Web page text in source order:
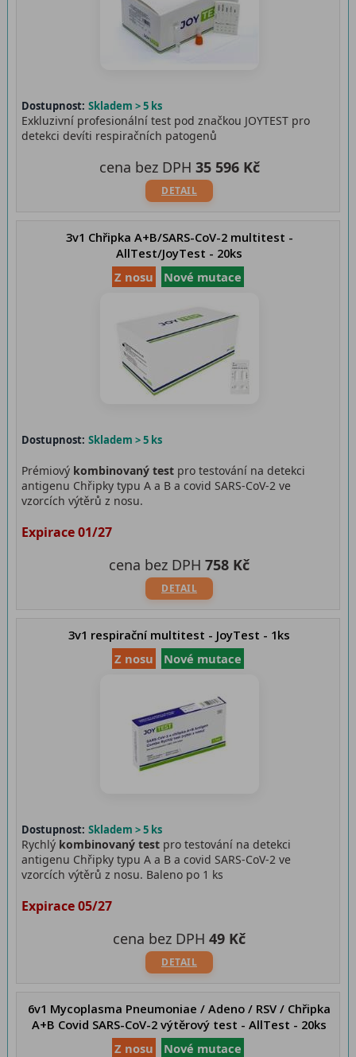
Dostupnost: Skladem > 5 ks
Exkluzivní profesionální test pod značkou JOYTEST pro
detekci devíti respiračních patogenů
DETAIL
cena bez DPH 35 596 Kč
3v1 Chřipka A+B/SARS-CoV-2 multitest -
AllTest/JoyTest - 20ks
Z nosu
Nové mutace
Dostupnost: Skladem > 5 ks
Prémiový kombinovaný test pro testování na detekci
antigenu Chřipky typu A a B a covid SARS-CoV-2 ve
vzorcích výtěrů z nosu.
Expirace 01/27
DETAIL
cena bez DPH 758 Kč
3v1 respirační multitest - JoyTest - 1ks
Z nosu
Nové mutace
Dostupnost: Skladem > 5 ks
Rychlý kombinovaný test pro testování na detekci
antigenu Chřipky typu A a B a covid SARS-CoV-2 ve
vzorcích výtěrů z nosu. Baleno po 1 ks
Expirace 05/27
DETAIL
cena bez DPH 49 Kč
6v1 Mycoplasma Pneumoniae / Adeno / RSV / Chřipka
A+B Covid SARS-CoV-2 výtěrový test - AllTest - 20ks
Z nosu
Nové mutace